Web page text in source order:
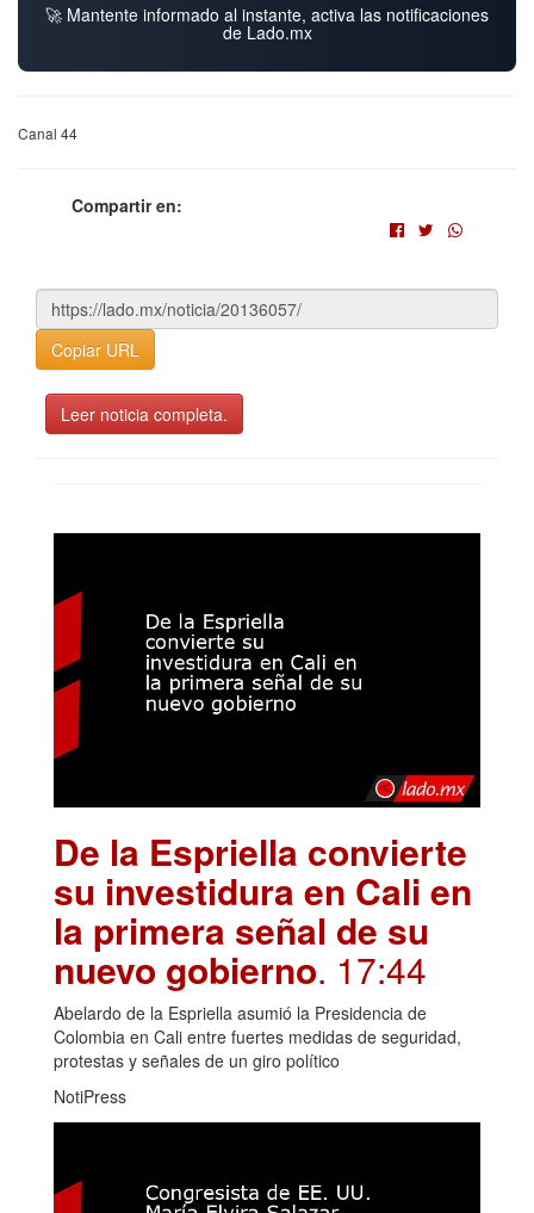
🚀 Mantente informado al instante, activa las notificaciones
de Lado.mx
Canal 44
Compartir en:
Copiar URL
Leer noticia completa.
De la Espriella convierte
su investidura en Cali en
la primera señal de su
nuevo gobierno. 17:44
Abelardo de la Espriella asumió la Presidencia de
Colombia en Cali entre fuertes medidas de seguridad,
protestas y señales de un giro político
NotiPress